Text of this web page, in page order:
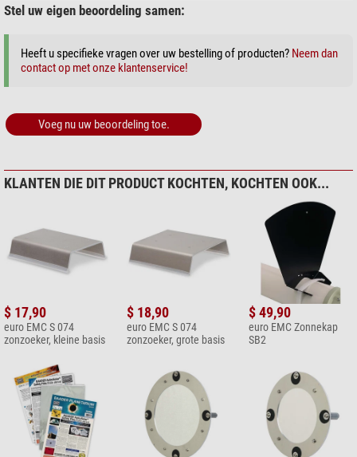
Stel uw eigen beoordeling samen:
Heeft u specifieke vragen over uw bestelling of producten? Neem dan
contact op met onze klantenservice!
Voeg nu uw beoordeling toe.
KLANTEN DIE DIT PRODUCT KOCHTEN, KOCHTEN OOK...
$ 17,90
euro EMC S 074
zonzoeker, kleine basis
$ 18,90
euro EMC S 074
zonzoeker, grote basis
$ 49,90
euro EMC Zonnekap
SB2